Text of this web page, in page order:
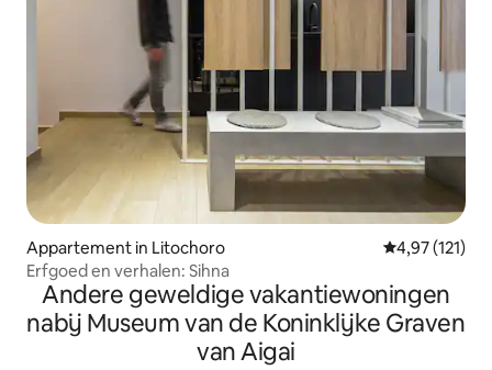
Appartement in Litochoro Gemiddelde
4,97 (121)
Erfgoed en verhalen: Sihna
Andere geweldige vakantiewoningen
nabij Museum van de Koninklijke Graven
van Aigai